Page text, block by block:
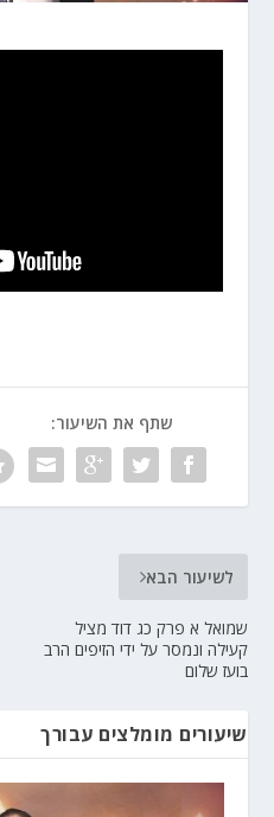
שתף את השיעור:
לשיעור הבא
שמואל א פרק כג דוד מציל
קעילה ונמסר על ידי הזיפים הרב
בועז שלום
שיעורים מומלצים עבורך